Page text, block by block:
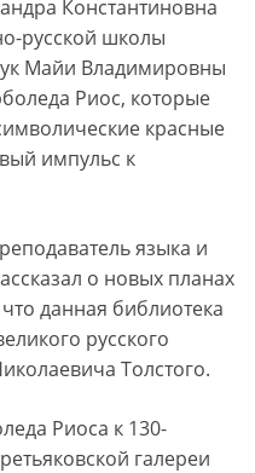
Константиновна
русской школы
Майи Владимировны
Риос, которые
красные
импульс к
языка и
о новых планах
данная библиотека
русского
Толстого.
Риоса к 130-
галереи